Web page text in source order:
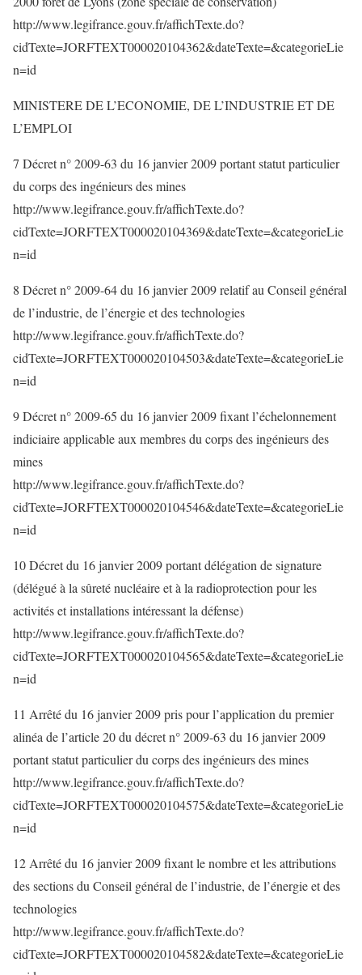
http://www.legifrance.gouv.fr/affichTexte.do?
cidTexte=JORFTEXT000020104362&dateTexte=&categorieLie
n=id
MINISTERE DE L’ECONOMIE, DE L’INDUSTRIE ET DE
L’EMPLOI
7 Décret n° 2009-63 du 16 janvier 2009 portant statut particulier
du corps des ingénieurs des mines
http://www.legifrance.gouv.fr/affichTexte.do?
cidTexte=JORFTEXT000020104369&dateTexte=&categorieLie
n=id
8 Décret n° 2009-64 du 16 janvier 2009 relatif au Conseil général
de l’industrie, de l’énergie et des technologies
http://www.legifrance.gouv.fr/affichTexte.do?
cidTexte=JORFTEXT000020104503&dateTexte=&categorieLie
n=id
9 Décret n° 2009-65 du 16 janvier 2009 fixant l’échelonnement
indiciaire applicable aux membres du corps des ingénieurs des
mines
http://www.legifrance.gouv.fr/affichTexte.do?
cidTexte=JORFTEXT000020104546&dateTexte=&categorieLie
n=id
10 Décret du 16 janvier 2009 portant délégation de signature
(délégué à la sûreté nucléaire et à la radioprotection pour les
activités et installations intéressant la défense)
http://www.legifrance.gouv.fr/affichTexte.do?
cidTexte=JORFTEXT000020104565&dateTexte=&categorieLie
n=id
11 Arrêté du 16 janvier 2009 pris pour l’application du premier
alinéa de l’article 20 du décret n° 2009-63 du 16 janvier 2009
portant statut particulier du corps des ingénieurs des mines
http://www.legifrance.gouv.fr/affichTexte.do?
cidTexte=JORFTEXT000020104575&dateTexte=&categorieLie
n=id
12 Arrêté du 16 janvier 2009 fixant le nombre et les attributions
des sections du Conseil général de l’industrie, de l’énergie et des
technologies
http://www.legifrance.gouv.fr/affichTexte.do?
cidTexte=JORFTEXT000020104582&dateTexte=&categorieLie